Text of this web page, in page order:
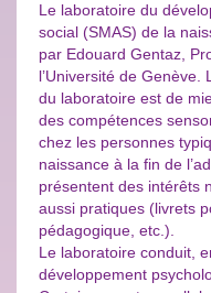
Le laboratoire du
social (SMAS) de la
par Edouard Gentaz,
l’Université de
du laboratoire est de
des compétences
chez les personnes
naissance à la fin de
présentent des intérêts
aussi pratiques (livrets
pédagogique, etc.).
Le laboratoire conduit,
développement